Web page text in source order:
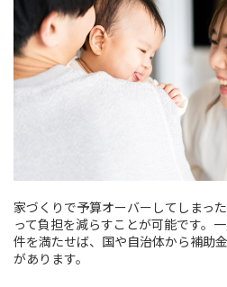
家づくりで予算オーバーしてしまっ
って負担を減らすことが可能です。
件を満たせば、国や自治体から補助
があります。